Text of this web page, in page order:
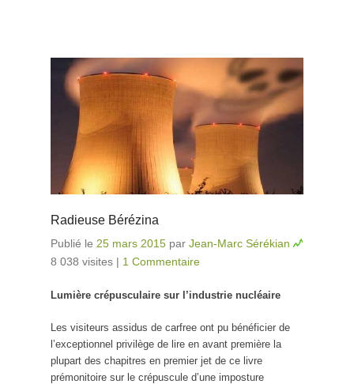
Radieuse Bérézina
Publié le 25 mars 2015 par Jean-Marc Sérékian
8 038 visites | 1 Commentaire
Lumière crépusculaire sur l’industrie nucléaire
Les visiteurs assidus de carfree ont pu bénéficier de
l’exceptionnel privilège de lire en avant première la
plupart des chapitres en premier jet de ce livre
prémonitoire sur le crépuscule d’une imposture